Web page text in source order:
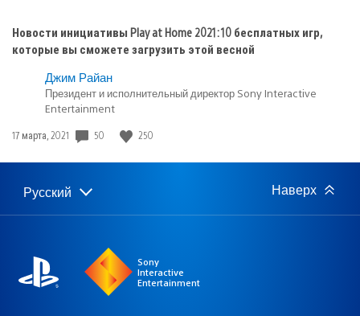
Новости инициативы Play at Home 2021: 10 бесплатных игр,
которые вы сможете загрузить этой весной
Джим Райан
Президент и исполнительный директор Sony Interactive
Entertainment
Дата
17 марта, 2021 50 250
Выбор
Выбранный
Русский Наверх
Sony
Interactive
Entertainment